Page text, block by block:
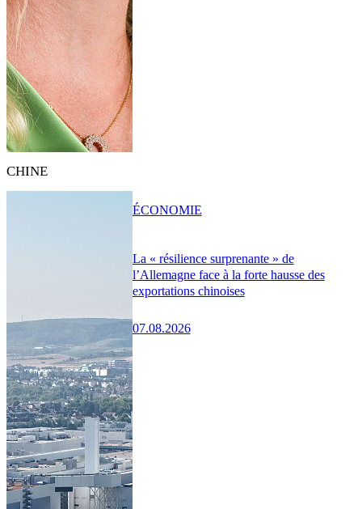
CHINE
La « résilience surprenante » de
l’Allemagne face à la forte hausse des
exportations chinoises
07.08.2026
ÉCONOMIE